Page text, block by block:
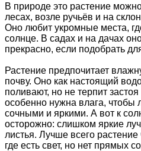
В природе это растение
лесах, возле ручьёв и на
Оно любит укромные места,
солнце. В садах и на дачах
прекрасно, если подобрать
Растение предпочитает
почву. Оно как настоящий
поливают, но не терпит
особенно нужна влага, чтобы
сочными и яркими. А вот к
осторожно: слишком яркие
листья. Лучше всего растение
где есть свет, но нет прямых